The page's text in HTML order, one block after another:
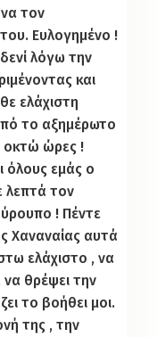
τον
Ευλογημένο !
λόγω την
και
ελάχιστη
το αξημέρωτο
οκτώ ώρες !
όλους εμάς ο
λεπτά τον
! Πέντε
Χαναναίας αυτά
ελάχιστο , να
θρέψει την
το βοήθει μοι.
της , την